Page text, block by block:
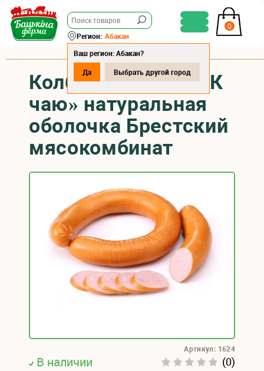
0
Регион: Абакан
Ваш регион: Абакан?
Да
Выбрать другой город
Колбаса варёная «К
чаю» натуральная
оболочка Брестский
мясокомбинат
В наличии (0)
Артикул: 1624